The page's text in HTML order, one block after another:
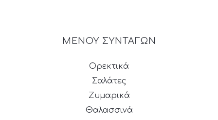
ΜΕΝΟΥ ΣΥΝΤΑΓΩΝ
Ορεκτικά
Σαλάτες
Ζυμαρικά
Θαλασσινά